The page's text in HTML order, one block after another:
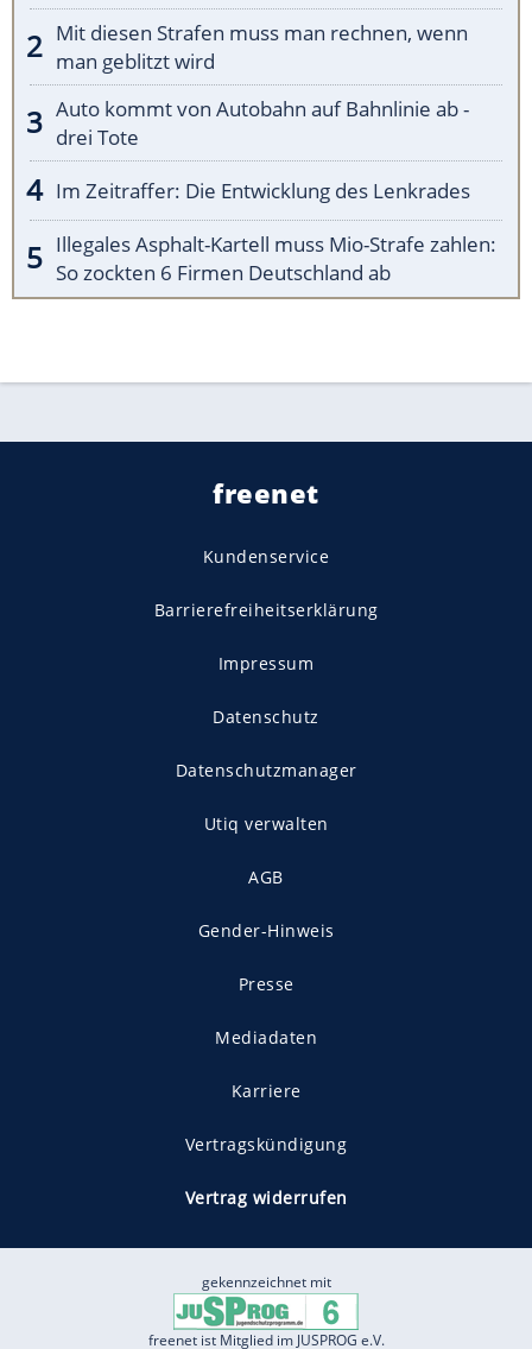
Mit diesen Strafen muss man rechnen, wenn
man geblitzt wird
Auto kommt von Autobahn auf Bahnlinie ab -
drei Tote
Im Zeitraffer: Die Entwicklung des Lenkrades
Illegales Asphalt-Kartell muss Mio-Strafe zahlen:
So zockten 6 Firmen Deutschland ab
freenet
Kundenservice
Barrierefreiheitserklärung
Impressum
Datenschutz
Datenschutzmanager
Utiq verwalten
AGB
Gender-Hinweis
Presse
Mediadaten
Karriere
Vertragskündigung
Vertrag widerrufen
gekennzeichnet mit
freenet ist Mitglied im JUSPROG e.V.